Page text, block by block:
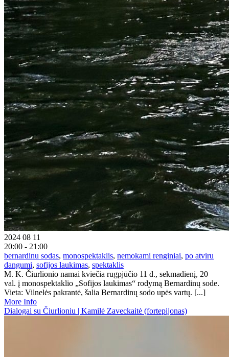
2024 08 11
20:00 - 21:00
bernardinu sodas, monospektaklis, nemokami renginiai, po atviru
dangumi, sofijos laukimas, spektaklis
M. K. Čiurlionio namai kviečia rugpjūčio 11 d., sekmadienį, 20
val. į monospektaklio „Sofijos laukimas“ rodymą Bernardinų sode.
Vieta: Vilnelės pakrantė, šalia Bernardinų sodo upės vartų. [...]
More Info
Dialogai su Čiurlioniu | Kamilė Zaveckaitė (fortepijonas)